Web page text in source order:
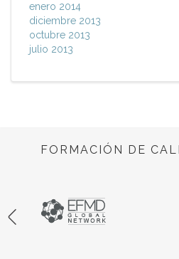
enero 2014
diciembre 2013
octubre 2013
julio 2013
FORMACIÓN DE